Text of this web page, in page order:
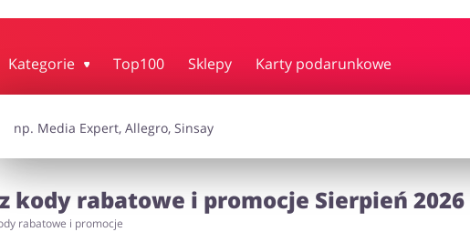
Kategorie Top100 Sklepy Karty podarunkowe
Usługi Zdrowie i uroda
kody rabatowe i promocje Sierpień 2026
rabatowe i promocje